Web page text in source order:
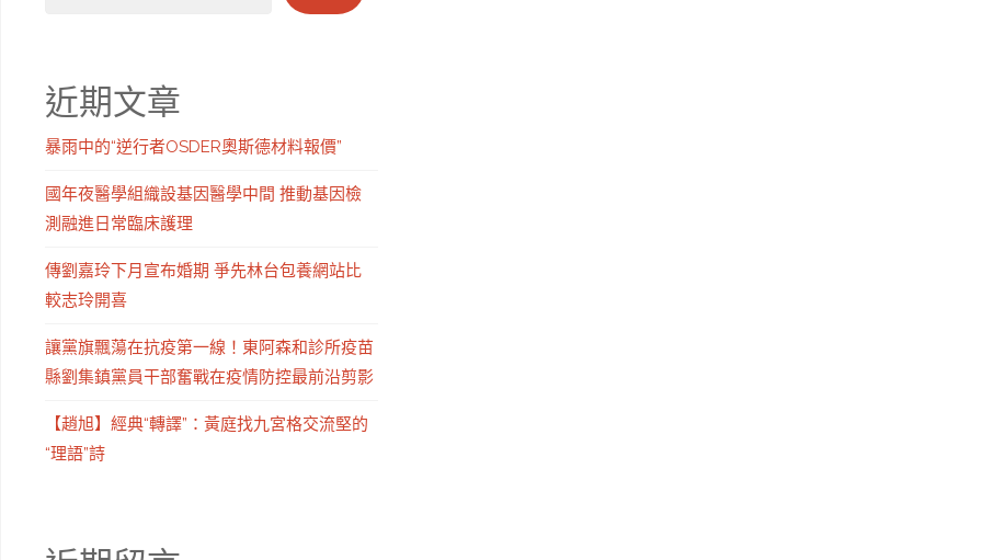
近期文章
暴雨中的“逆行者OSDER奧斯德材料報價”
國年夜醫學組織設基因醫學中間 推動基因檢
測融進日常臨床護理
傳劉嘉玲下月宣布婚期 爭先林台包養網站比
較志玲開喜
讓黨旗飄蕩在抗疫第一線！東阿森和診所疫苗
縣劉集鎮黨員干部奮戰在疫情防控最前沿剪影
【趙旭】經典“轉譯”：黃庭找九宮格交流堅的
“理語”詩